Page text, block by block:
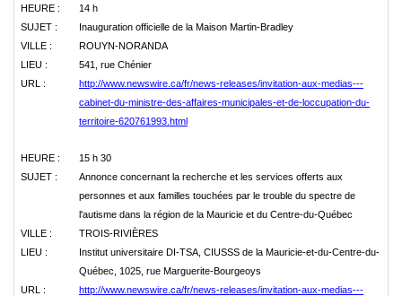
HEURE :
14 h
SUJET :
Inauguration officielle de la Maison Martin-Bradley
VILLE :
ROUYN-NORANDA
LIEU :
541, rue Chénier
URL :
http://www.newswire.ca/fr/news-releases/invitation-aux-medias---
cabinet-du-ministre-des-affaires-municipales-et-de-loccupation-du-
territoire-620761993.html
HEURE :
15 h 30
SUJET :
Annonce concernant la recherche et les services offerts aux
personnes et aux familles touchées par le trouble du spectre de
l'autisme dans la région de la Mauricie et du Centre-du-Québec
VILLE :
TROIS-RIVIÈRES
LIEU :
Institut universitaire DI-TSA, CIUSSS de la Mauricie-et-du-Centre-du-
Québec, 1025, rue Marguerite-Bourgeoys
URL :
http://www.newswire.ca/fr/news-releases/invitation-aux-medias---